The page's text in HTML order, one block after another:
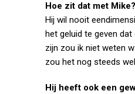
Hoe zit dat met
Hij wil nooit
het geluid te geven
zijn zou ik niet weten
zou het nog steeds
Hij heeft ook een